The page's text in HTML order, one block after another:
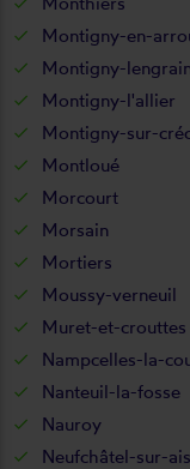
Montigny-en-
Montigny-
Montigny-l'allier
Montigny-sur-
Montloué
Morcourt
Morsain
Mortiers
Moussy-verneuil
Muret-et-crouttes
Nampcelles-la-
Nanteuil-la-fosse
Nauroy
Neufchâtel-sur-